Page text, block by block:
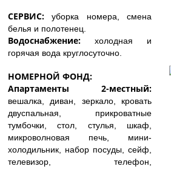
СЕРВИС:уборка номера, смена
белья и полотенец.
Водоснабжение: холодная и
горячая вода круглосуточно.
НОМЕРНОЙ ФОНД:
Апартаменты 2-местный:
вешалка, диван, зеркало, кровать
двуспальная, прикроватные
тумбочки, стол, стулья, шкаф,
микроволновая печь, мини-
холодильник, набор посуды, сейф,
телевизор, телефон,